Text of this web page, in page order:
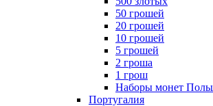
50 грошей
20 грошей
10 грошей
5 грошей
2 гроша
1 грош
Наборы монет
Португалия